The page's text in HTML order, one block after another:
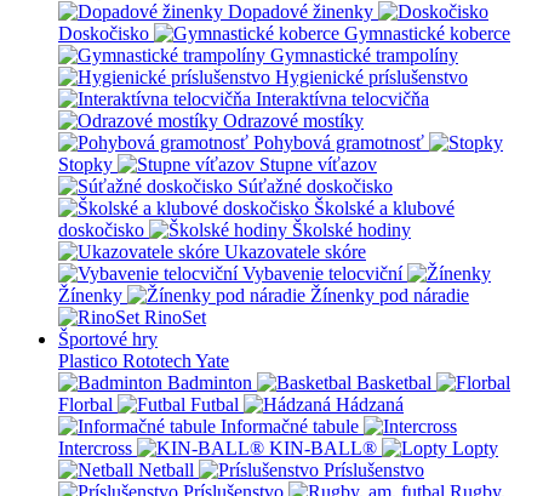
Dopadové žinenky
Doskočisko
Gymnastické koberce
Gymnastické trampolíny
Hygienické príslušenstvo
Interaktívna telocvičňa
Odrazové mostíky
Pohybová gramotnosť
Stopky
Stupne víťazov
Súťažné doskočisko
Školské a klubové
doskočisko
Školské hodiny
Ukazovatele skóre
Vybavenie telocviční
Žínenky
Žínenky pod náradie
RinoSet
Športové hry
Plastico Rototech Yate
Badminton
Basketbal
Florbal
Futbal
Hádzaná
Informačné tabule
Intercross
KIN-BALL®
Lopty
Netball
Príslušenstvo
Príslušenstvo
Rugby,